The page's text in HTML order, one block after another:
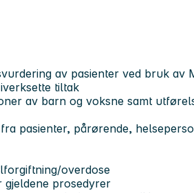
av pasienter ved bruk av
tiltak
av barn og voksne samt
pasienter, pårørende,
overdose
prosedyrer